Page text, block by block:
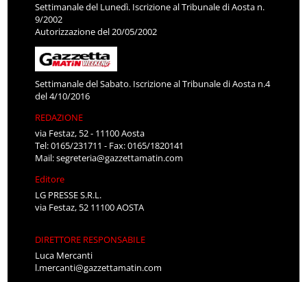
Settimanale del Lunedì. Iscrizione al Tribunale di Aosta n.
9/2002
Autorizzazione del 20/05/2002
Settimanale del Sabato. Iscrizione al Tribunale di Aosta n.4
del 4/10/2016
REDAZIONE
via Festaz, 52 - 11100 Aosta
Tel: 0165/231711 - Fax: 0165/1820141
Mail:segreteria@gazzettamatin.com
Editore
LG PRESSE S.R.L.
via Festaz, 52 11100 AOSTA
DIRETTORE RESPONSABILE
Luca Mercanti
l.mercanti@gazzettamatin.com